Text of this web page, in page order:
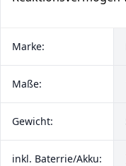
Marke:
Maße:
Gewicht:
inkl. Baterrie/Akku: